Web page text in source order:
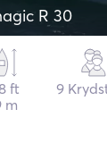
R 30
ft
m
9